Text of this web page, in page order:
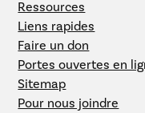
Ressources
Liens rapides
Faire un don
Portes ouvertes en
Sitemap
Pour nous joindre